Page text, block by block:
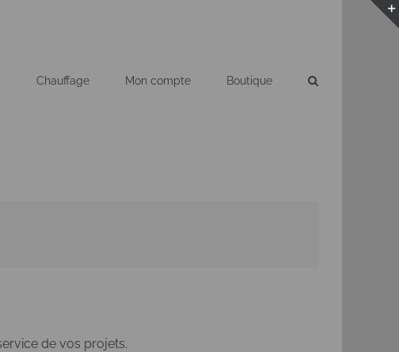
Chauffage Mon compte Boutique
de vos projets.